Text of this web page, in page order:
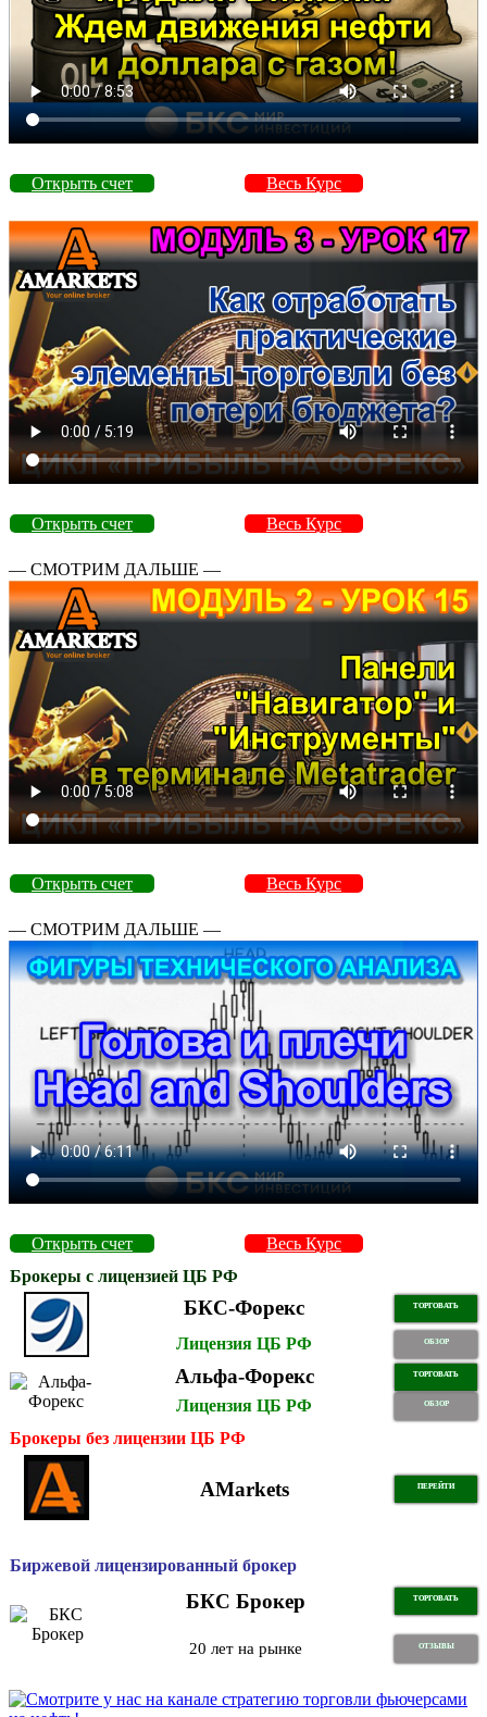
Открыть счет Весь Курс
Открыть счет Весь Курс
— СМОТРИМ ДАЛЬШЕ —
Открыть счет Весь Курс
— СМОТРИМ ДАЛЬШЕ —
Открыть счет
Весь Курс
Брокеры с лицензией ЦБ РФ
БКС-Форекс ТОРГОВАТЬ
Лицензия ЦБ РФ ОБЗОР
Альфа-Форекс ТОРГОВАТЬ
Лицензия ЦБ РФ ОБЗОР
Брокеры без лицензии ЦБ РФ
AMarkets ПЕРЕЙТИ
Биржевой лицензированный брокер
БКС Брокер ТОРГОВАТЬ
20 лет на рынке ОТЗЫВЫ